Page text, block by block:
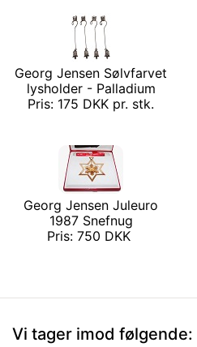
Georg Jensen Sølvfarvet
lysholder - Palladium
Pris: 175 DKK pr. stk.
Georg Jensen Juleuro
1987 Snefnug
Pris: 750 DKK
Vi tager imod følgende: